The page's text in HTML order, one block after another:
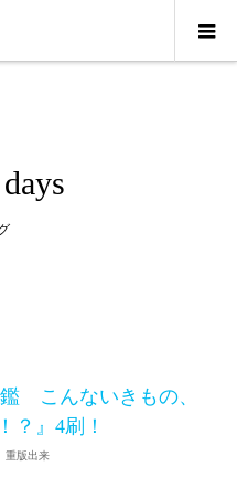
こんないきもの、
？』4刷！
重版出来